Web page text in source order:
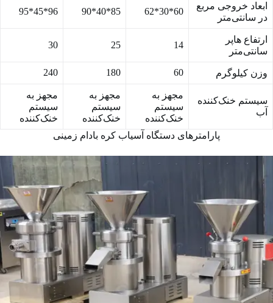
ابعاد خروجی مربع
در سانتی‌متر
60*30*62
85*40*90
96*45*95
ارتفاع هاپر
سانتی‌متر
14
25
30
وزن کیلوگرم 60
180
240
سیستم خنک‌کننده
آب
مجهز به
سیستم
خنک‌کننده
مجهز به
سیستم
خنک‌کننده
مجهز به
سیستم
خنک‌کننده
پارامترهای دستگاه آسیاب کره بادام زمینی